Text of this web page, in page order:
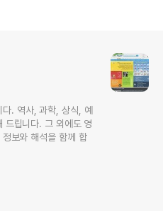
. 역사, 과학, 상식, 예
드립니다. 그 외에도 영
보와 해석을 함께 합